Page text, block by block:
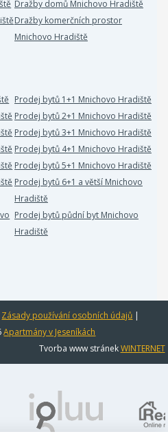
Dražby domů Mnichovo Hradiště
Dražby komerčních prostor
Mnichovo Hradiště
Prodej bytů 1+1 Mnichovo Hradiště
Prodej bytů 2+1 Mnichovo Hradiště
Prodej bytů 3+1 Mnichovo Hradiště
Prodej bytů 4+1 Mnichovo Hradiště
Prodej bytů 5+1 Mnichovo Hradiště
Prodej bytů 6+1 a větší Mnichovo
Hradiště
Prodej bytů půdní byt Mnichovo
Hradiště
Zásady používání osobních údajů |
Apartmány v Jeseníkách
Tvorba www stránekWINTERNET